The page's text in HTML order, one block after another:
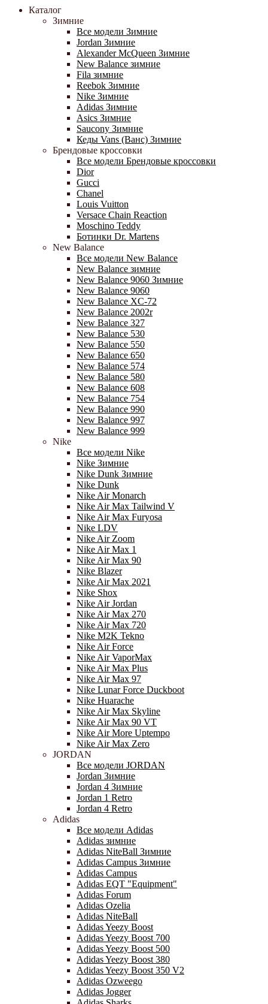
Каталог
Зимние
Все модели Зимние
Jordan Зимние
Alexander McQueen Зимние
New Balance зимние
Fila зимние
Reebok Зимние
Nike Зимние
Adidas Зимние
Asics Зимние
Saucony Зимние
Кеды Vans (Ванс) Зимние
Брендовые кроссовки
Все модели Брендовые кроссовки
Dior
Gucci
Chanel
Louis Vuitton
Versace Chain Reaction
Moschino Teddy
Ботинки Dr. Martens
New Balance
Все модели New Balance
New Balance зимние
New Balance 9060 Зимние
New Balance 9060
New Balance XC-72
New Balance 2002r
New Balance 327
New Balance 530
New Balance 550
New Balance 650
New Balance 574
New Balance 580
New Balance 608
New Balance 754
New Balance 990
New Balance 997
New Balance 999
Nike
Все модели Nike
Nike Зимние
Nike Dunk Зимние
Nike Dunk
Nike Air Monarch
Nike Air Max Tailwind V
Nike Air Max Furyosa
Nike LDV
Nike Air Zoom
Nike Air Max 1
Nike Air Max 90
Nike Blazer
Nike Air Max 2021
Nike Shox
Nike Air Jordan
Nike Air Max 270
Nike Air Max 720
Nike M2K Tekno
Nike Air Force
Nike Air VaporMax
Nike Air Max Plus
Nike Air Max 97
Nike Lunar Force Duckboot
Nike Huarache
Nike Air Max Skyline
Nike Air Max 90 VT
Nike Air More Uptempo
Nike Air Max Zero
JORDAN
Все модели JORDAN
Jordan Зимние
Jordan 4 Зимние
Jordan 1 Retro
Jordan 4 Retro
Adidas
Все модели Adidas
Adidas зимние
Adidas NiteBall Зимние
Adidas Campus Зимние
Adidas Campus
Adidas EQT "Equipment"
Adidas Forum
Adidas Ozelia
Adidas NiteBall
Adidas Yeezy Boost
Adidas Yeezy Boost 700
Adidas Yeezy Boost 500
Adidas Yeezy Boost 380
Adidas Yeezy Boost 350 V2
Adidas Ozweego
Adidas Jogger